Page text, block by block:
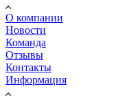
О компании
Новости
Команда
Отзывы
Контакты
Информация